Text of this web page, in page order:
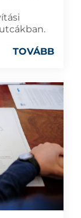
TOVÁBB